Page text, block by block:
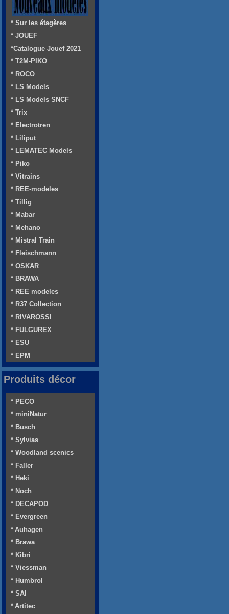
* Sur les étagères
* JOUEF
*Catalogue Jouef 2021
* T2M-PIKO
* ROCO
* LS Models
* LS Models SNCF
* Trix
* Electrotren
* Liliput
* LEMATEC Models
* Piko
* Vitrains
* REE-modeles
* Tillig
* Mabar
* Mehano
* Mistral Train
* Fleischmann
* OSKAR
* BRAWA
* REE modeles
* R37 Collection
* RIVAROSSI
* FULGUREX
* ESU
* EPM
Produits décor
* PECO
* miniNatur
* Busch
* Sylvias
* Woodland scenics
* Faller
* Heki
* Noch
* DECAPOD
* Evergreen
* Auhagen
* Brawa
* Kibri
* Viessman
* Humbrol
* SAI
* Artitec